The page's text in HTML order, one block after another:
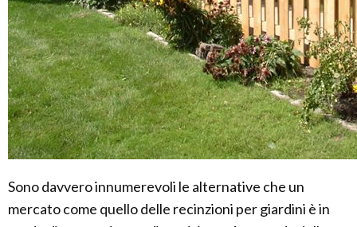
Sono davvero innumerevoli le alternative che un
mercato come quello delle recinzioni per giardini è in